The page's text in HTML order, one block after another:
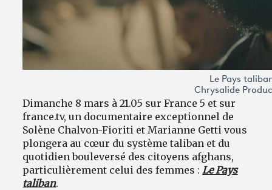
Le Pays
Chrysalide
Dimanche 8 mars à 21.05 sur France 5 et sur
france.tv, un documentaire exceptionnel de
Solène Chalvon-Fioriti et Marianne Getti vous
plongera au cœur du système taliban et du
quotidien bouleversé des citoyens afghans,
particulièrement celui des femmes : Le Pays
taliban.